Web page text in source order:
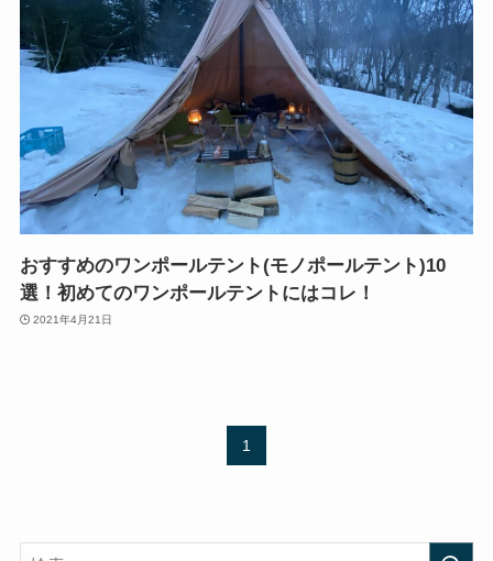
おすすめのワンポールテント(モノポールテント)10
選！初めてのワンポールテントにはコレ！
2021年4月21日
1